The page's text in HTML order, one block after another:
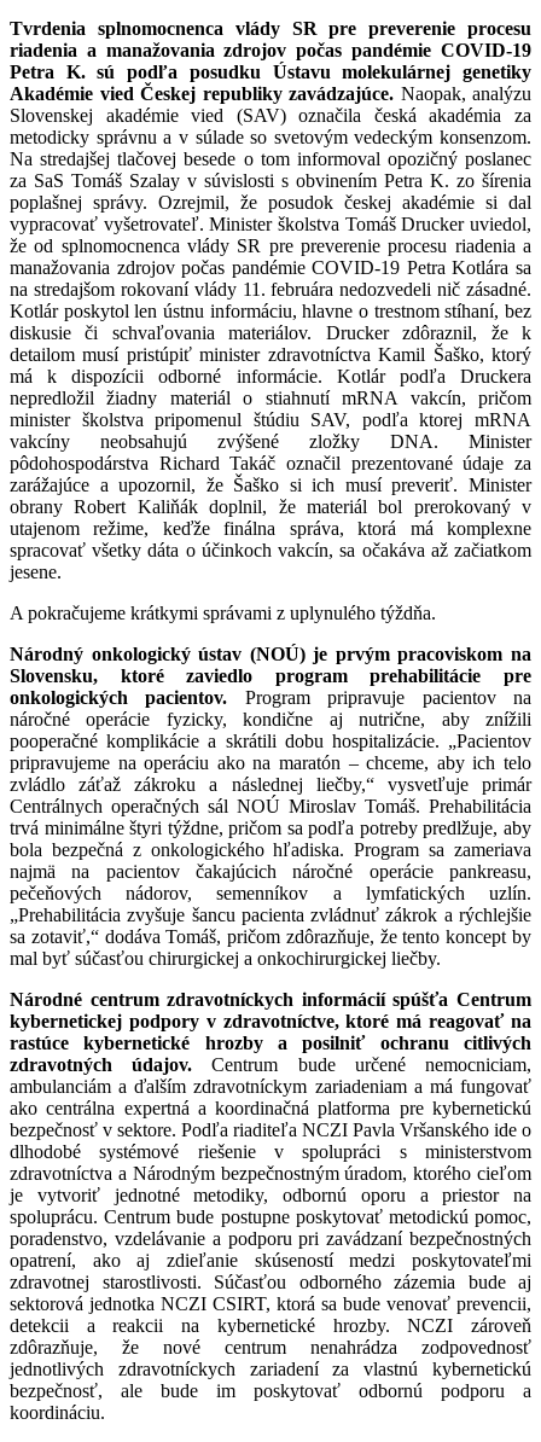
Tvrdenia splnomocnenca vlády SR pre preverenie procesu
riadenia a manažovania zdrojov počas pandémie COVID-19
Petra K. sú podľa posudku Ústavu molekulárnej genetiky
Akadémie vied Českej republiky zavádzajúce. Naopak, analýzu
Slovenskej akadémie vied (SAV) označila česká akadémia za
metodicky správnu a v súlade so svetovým vedeckým konsenzom.
Na stredajšej tlačovej besede o tom informoval opozičný poslanec
za SaS Tomáš Szalay v súvislosti s obvinením Petra K. zo šírenia
poplašnej správy. Ozrejmil, že posudok českej akadémie si dal
vypracovať vyšetrovateľ. Minister školstva Tomáš Drucker uviedol,
že od splnomocnenca vlády SR pre preverenie procesu riadenia a
manažovania zdrojov počas pandémie COVID-19 Petra Kotlára sa
na stredajšom rokovaní vlády 11. februára nedozvedeli nič zásadné.
Kotlár poskytol len ústnu informáciu, hlavne o trestnom stíhaní, bez
diskusie či schvaľovania materiálov. Drucker zdôraznil, že k
detailom musí pristúpiť minister zdravotníctva Kamil Šaško, ktorý
má k dispozícii odborné informácie. Kotlár podľa Druckera
nepredložil žiadny materiál o stiahnutí mRNA vakcín, pričom
minister školstva pripomenul štúdiu SAV, podľa ktorej mRNA
vakcíny neobsahujú zvýšené zložky DNA. Minister
pôdohospodárstva Richard Takáč označil prezentované údaje za
zarážajúce a upozornil, že Šaško si ich musí preveriť. Minister
obrany Robert Kaliňák doplnil, že materiál bol prerokovaný v
utajenom režime, keďže finálna správa, ktorá má komplexne
spracovať všetky dáta o účinkoch vakcín, sa očakáva až začiatkom
jesene.
A pokračujeme krátkymi správami z uplynulého týždňa.
Národný onkologický ústav (NOÚ) je prvým pracoviskom na
Slovensku, ktoré zaviedlo program prehabilitácie pre
onkologických pacientov. Program pripravuje pacientov na
náročné operácie fyzicky, kondične aj nutrične, aby znížili
pooperačné komplikácie a skrátili dobu hospitalizácie. „Pacientov
pripravujeme na operáciu ako na maratón – chceme, aby ich telo
zvládlo záťaž zákroku a následnej liečby,“ vysvetľuje primár
Centrálnych operačných sál NOÚ Miroslav Tomáš. Prehabilitácia
trvá minimálne štyri týždne, pričom sa podľa potreby predlžuje, aby
bola bezpečná z onkologického hľadiska. Program sa zameriava
najmä na pacientov čakajúcich náročné operácie pankreasu,
pečeňových nádorov, semenníkov a lymfatických uzlín.
„Prehabilitácia zvyšuje šancu pacienta zvládnuť zákrok a rýchlejšie
sa zotaviť,“ dodáva Tomáš, pričom zdôrazňuje, že tento koncept by
mal byť súčasťou chirurgickej a onkochirurgickej liečby.
Národné centrum zdravotníckych informácií spúšťa Centrum
kybernetickej podpory v zdravotníctve, ktoré má reagovať na
rastúce kybernetické hrozby a posilniť ochranu citlivých
zdravotných údajov.Centrum bude určené nemocniciam,
ambulanciám a ďalším zdravotníckym zariadeniam a má fungovať
ako centrálna expertná a koordinačná platforma pre kybernetickú
bezpečnosť v sektore. Podľa riaditeľa NCZI Pavla Vršanského ide o
dlhodobé systémové riešenie v spolupráci s ministerstvom
zdravotníctva a Národným bezpečnostným úradom, ktorého cieľom
je vytvoriť jednotné metodiky, odbornú oporu a priestor na
spoluprácu. Centrum bude postupne poskytovať metodickú pomoc,
poradenstvo, vzdelávanie a podporu pri zavádzaní bezpečnostných
opatrení, ako aj zdieľanie skúseností medzi poskytovateľmi
zdravotnej starostlivosti. Súčasťou odborného zázemia bude aj
sektorová jednotka NCZI CSIRT, ktorá sa bude venovať prevencii,
detekcii a reakcii na kybernetické hrozby. NCZI zároveň
zdôrazňuje, že nové centrum nenahrádza zodpovednosť
jednotlivých zdravotníckych zariadení za vlastnú kybernetickú
bezpečnosť, ale bude im poskytovať odbornú podporu a
koordináciu.